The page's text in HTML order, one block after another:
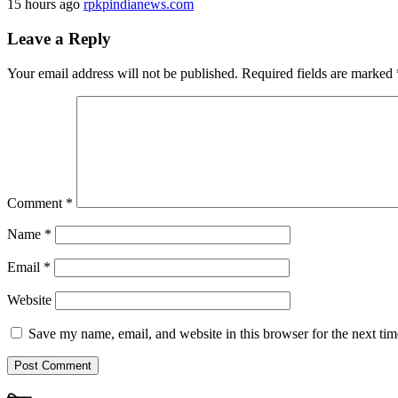
15 hours ago rpkpindianews.com
Leave a Reply
Your email address will not be published. Required fields are marked
Comment *
Name *
Email *
Website
Save my name, email, and website in this browser for the next